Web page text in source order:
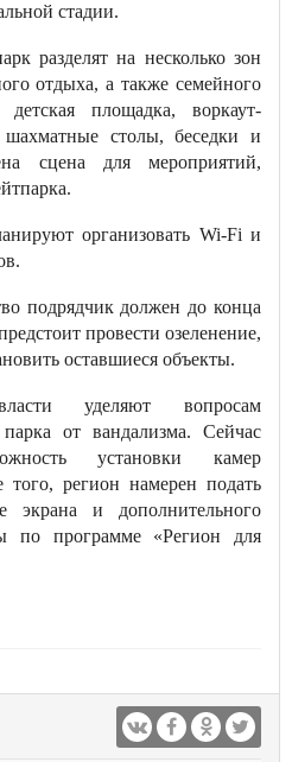
стадии.
разделят на несколько зон
отдыха, а также семейного
детская площадка, воркаут-
столы, беседки и
сцена для мероприятий,
организовать Wi-Fi и
подрядчик должен до конца
провести озеленение,
оставшиеся объекты.
уделяют вопросам
от вандализма. Сейчас
установки камер
того, регион намерен подать
экрана и дополнительного
по программе «Регион для